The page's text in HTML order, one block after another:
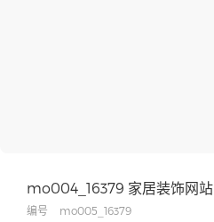
mo004_16379 家居装饰网站
编号 mo005_16379